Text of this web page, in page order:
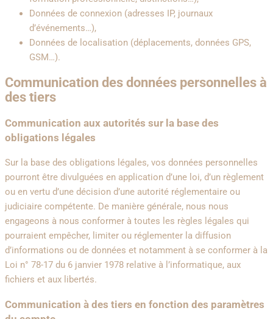
Données de connexion (adresses IP, journaux
d’événements…),
Données de localisation (déplacements, données GPS,
GSM…).
Communication des données personnelles à
des tiers
Communication aux autorités sur la base des
obligations légales
Sur la base des obligations légales, vos données personnelles
pourront être divulguées en application d’une loi, d’un règlement
ou en vertu d’une décision d’une autorité réglementaire ou
judiciaire compétente. De manière générale, nous nous
engageons à nous conformer à toutes les règles légales qui
pourraient empêcher, limiter ou réglementer la diffusion
d’informations ou de données et notamment à se conformer à la
Loi n° 78-17 du 6 janvier 1978 relative à l’informatique, aux
fichiers et aux libertés.
Communication à des tiers en fonction des paramètres